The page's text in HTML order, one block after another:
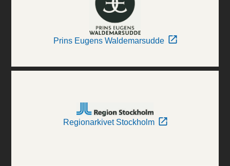
Prins Eugens Waldemarsudde
Regionarkivet Stockholm